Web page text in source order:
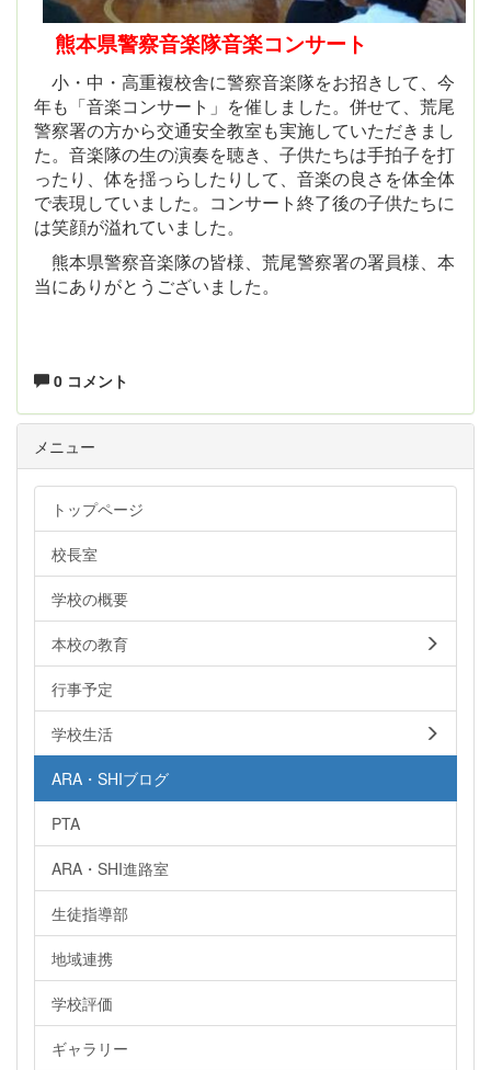
熊本県警察音楽隊音楽コンサート
小・中・高重複校舎に警察音楽隊をお招きして、今
年も「音楽コンサート」を催 しました。併せて、荒尾
警察署の方から交通安全教室も実施していただきまし
た。 音楽隊の生の演奏を聴き、子供たちは手拍子を打
ったり、体を揺っらしたりして、 音楽の良さを体全体
で表現していました。
コンサート終了後の子供たちに
は笑顔が溢れていました。
熊本県警察音楽隊の皆様、荒尾警察署の署員様、本
当にありがとうございました。
0 コメント
メニュー
トップページ
校長室
学校の概要
本校の教育
行事予定
学校生活
ARA・SHIブログ
PTA
ARA・SHI進路室
生徒指導部
地域連携
学校評価
ギャラリー